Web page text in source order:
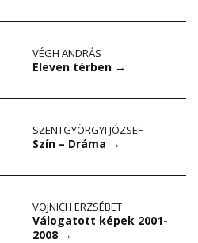
VÉGH ANDRÁS
Eleven térben →
SZENTGYÖRGYI JÓZSEF
Szín – Dráma →
VOJNICH ERZSÉBET
Válogatott képek 2001-
2008 →